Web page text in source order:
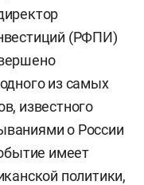
(РФПИ)
из самых
известного
о России
имеет
политики,